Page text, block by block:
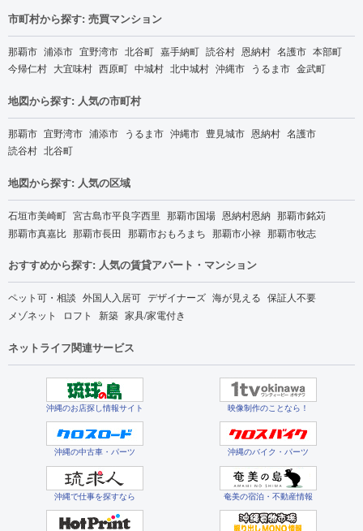
市町村から探す: 売買マンション
那覇市 浦添市 宜野湾市 北谷町 嘉手納町 読谷村 恩納村 名護市 本部町
今帰仁村 大宜味村 西原町 中城村 北中城村 沖縄市 うるま市 金武町
地図から探す: 人気の市町村
那覇市 宜野湾市 浦添市 うるま市 沖縄市 豊見城市 恩納村 名護市
読谷村 北谷町
地図から探す: 人気の区域
石垣市美崎町 宮古島市平良字西里 那覇市国場 恩納村恩納 那覇市銘苅
那覇市真嘉比 那覇市長田 那覇市おもろまち 那覇市小禄 那覇市牧志
おすすめから探す: 人気の賃貸アパート・マンション
ペット可・相談 外国人入居可 デザイナーズ 海が見える 保証人不要
メゾネット
ロフト 新築 家具/家電付き
ネットライフ関連サービス
沖縄のお店探し情報サイト 映像制作のことなら！
沖縄の中古車・パーツ 沖縄のバイク・パーツ
沖縄で仕事を探すなら 奄美の宿泊・不動産情報